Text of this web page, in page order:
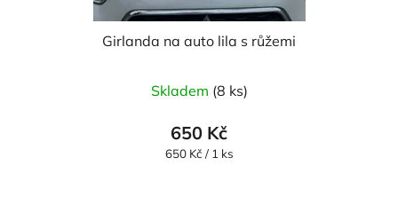
Girlanda na auto lila s růžemi
hodnocení
produktu
je
Skladem (8 ks)
650 Kč
Měrná
650 Kč / 1 ks